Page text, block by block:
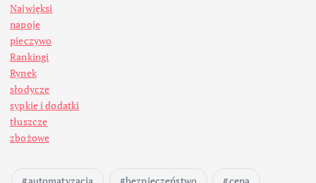
Najwięksi
napoje
pieczywo
Rankingi
Rynek
słodycze
sypkie i dodatki
tłuszcze
zbożowe